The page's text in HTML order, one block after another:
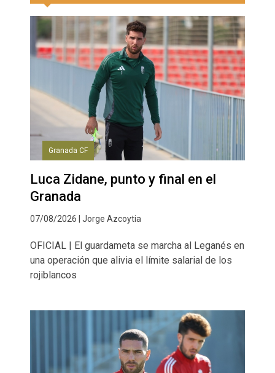
Granada CF
Luca Zidane, punto y final en el
Granada
07/08/2026 | Jorge Azcoytia
OFICIAL | El guardameta se marcha al Leganés en
una operación que alivia el límite salarial de los
rojiblancos